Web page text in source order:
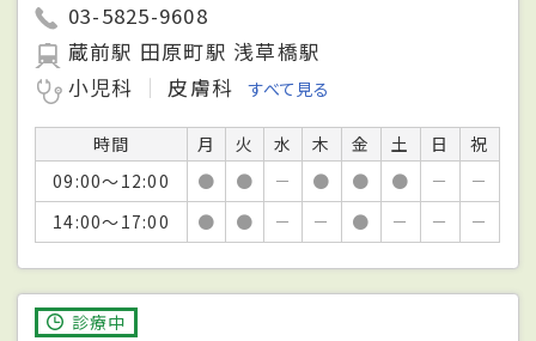
03-5825-9608
蔵前駅 田原町駅 浅草橋駅
小児科
皮膚科 すべて見る
時間 月 火 水 木 金 土 日
祝
09:00～12:00
● ● － ● ● ● －
－
14:00～17:00
● ● － － ● － － －
診療中